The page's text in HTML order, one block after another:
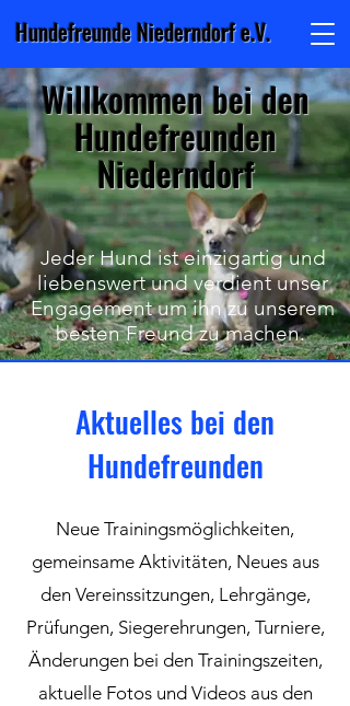
Willkommen bei den
Hundefreunden
Niederndorf
Jeder Hund ist einzigartig und
liebenswert und verdient unser
Engagement um ihn zu unserem
besten Freund zu machen.
Hundefreunde Niederndorf e.V.
Aktuelles bei den
Hundefreunden
Neue Trainingsmöglichkeiten,
gemeinsame Aktivitäten, Neues aus
den Vereinssitzungen, Lehrgänge,
Prüfungen, Siegerehrungen, Turniere,
Änderungen bei den Trainingszeiten,
aktuelle Fotos und Videos aus den